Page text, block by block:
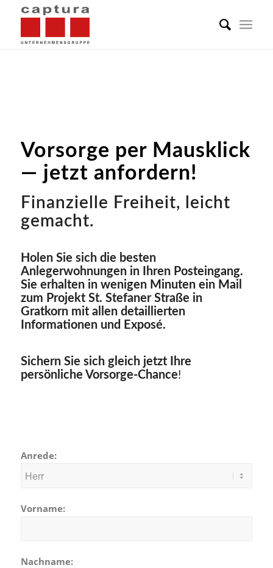
Vorsorge per Mausklick
— jetzt anfordern!
Finanzielle Freiheit, leicht
gemacht.
Holen Sie sich die besten
Anlegerwohnungen in Ihren Posteingang.
Sie erhalten in wenigen Minuten ein Mail
zum Projekt St. Stefaner Straße in
Gratkorn mit allen detaillierten
Informationen und Exposé.
Sichern Sie sich gleich jetzt Ihre
persönliche Vorsorge-Chance!
Anrede:
Vorname:
Nachname: